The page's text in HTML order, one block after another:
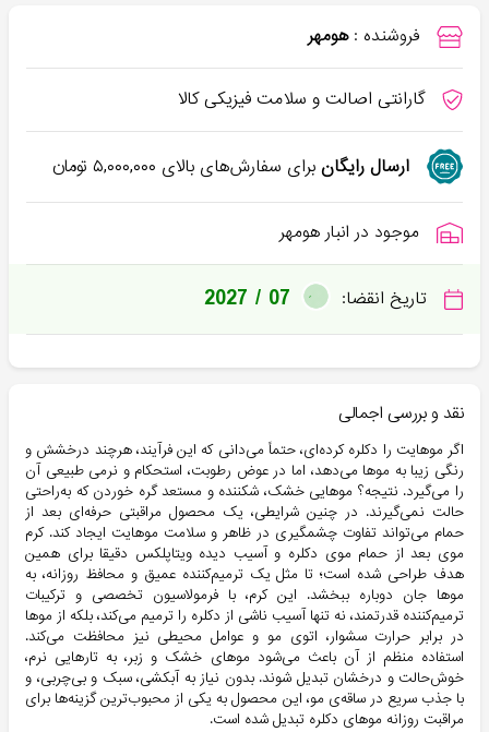
فروشنده : هومهر
گارانتی اصالت و سلامت فیزیکی کالا
ارسال رایگانبرای سفارش‌های بالای ۵,۰۰۰,۰۰۰تومان
موجود در انبار هومهر
تاریخ انقضا: 2027 / 07
نقد و بررسی اجمالی
اگر موهایت را دکلره کرده‌ای، حتماً می‌دانی که این فرآیند، هرچند درخشش و
رنگی زیبا به موها می‌دهد، اما در عوض رطوبت، استحکام و نرمی طبیعی آن
را می‌گیرد. نتیجه؟ موهایی خشک، شکننده و مستعد گره خوردن که به‌راحتی
حالت نمی‌گیرند. در چنین شرایطی، یک محصول مراقبتی حرفه‌ای بعد از
حمام می‌تواند تفاوت چشمگیری در ظاهر و سلامت موهایت ایجاد کند. کرم
موی بعد از حمام موی دکلره و آسیب دیده ویتاپلکس دقیقا برای همین
هدف طراحی شده است؛ تا مثل یک ترمیم‌کننده عمیق و محافظ روزانه، به
موها جان دوباره ببخشد. این کرم، با فرمولاسیون تخصصی و ترکیبات
ترمیم‌کننده قدرتمند، نه تنها آسیب ناشی از دکلره را ترمیم می‌کند، بلکه از موها
در برابر حرارت سشوار، اتوی مو و عوامل محیطی نیز محافظت می‌کند.
استفاده منظم از آن باعث می‌شود موهای خشک و زبر، به تارهایی نرم،
خوش‌حالت و درخشان تبدیل شوند. بدون نیاز به آبکشی، سبک و بی‌چربی، و
با جذب سریع در ساقه‌ی مو، این محصول به یکی از محبوب‌ترین گزینه‌ها برای
مراقبت روزانه موهای دکلره تبدیل شده است.